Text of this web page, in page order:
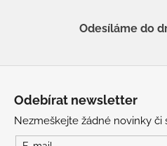
Odesíláme do
Odebírat newsletter
Nezmeškejte žádné novinky či